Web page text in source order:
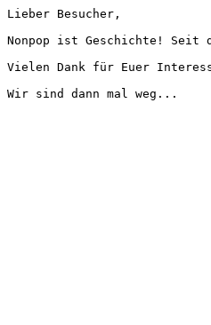
Lieber Besucher,
Nonpop ist Geschichte! Seit
Vielen Dank für Euer
Wir sind dann mal weg...